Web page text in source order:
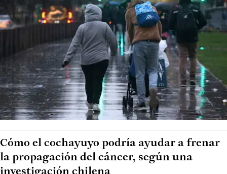
Cómo el cochayuyo podría ayudar a frenar
la propagación del cáncer, según una